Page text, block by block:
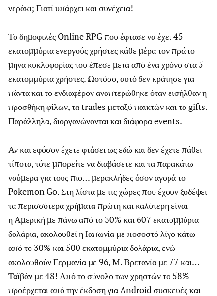
νεράκι; Γιατί υπάρχει και συνέχεια!
Το δημοφιλές Online RPG που έφτασε να έχει 45
εκατομμύρια ενεργούς χρήστες κάθε μέρα τον πρώτο
μήνα κυκλοφορίας του έπεσε μετά από ένα χρόνο στα 5
εκατομμύρια χρήστες. Ωστόσο, αυτό δεν κράτησε για
πάντα και το ενδιαφέρον αναπτερώθηκε όταν εισήλθαν η
προσθήκη φίλων, τα trades μεταξύ παικτών και τα gifts.
Παράλληλα, διοργανώνονται και διάφορα events.
Αν και εφόσον έχετε φτάσει ως εδώ και δεν έχετε πάθει
τίποτα, τότε μπορείτε να διαβάσετε και τα παρακάτω
νούμερα για τους πιο… μερακλήδες όσον αγορά το
Pokemon Go. Στη λίστα με τις χώρες που έχουν ξοδέψει
τα περισσότερα χρήματα πρώτη και καλύτερη είναι
η Αμερική με πάνω από το 30% και 607 εκατομμύρια
δολάρια, ακολουθεί η Ιαπωνία με ποσοστό λίγο κάτω
από το 30% και 500 εκατομμύρια δολάρια, ενώ
ακολουθούν Γερμανία με 96, Μ. Βρετανία με 77 και…
Ταϊβάν με 48! Από το σύνολο των χρηστών το 58%
προέρχεται από την έκδοση για Android συσκευές και